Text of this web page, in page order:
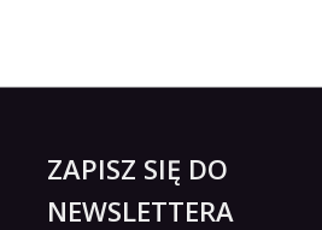
ZAPISZ SIĘ DO
NEWSLETTERA